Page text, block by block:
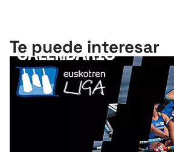
Te puede interesar